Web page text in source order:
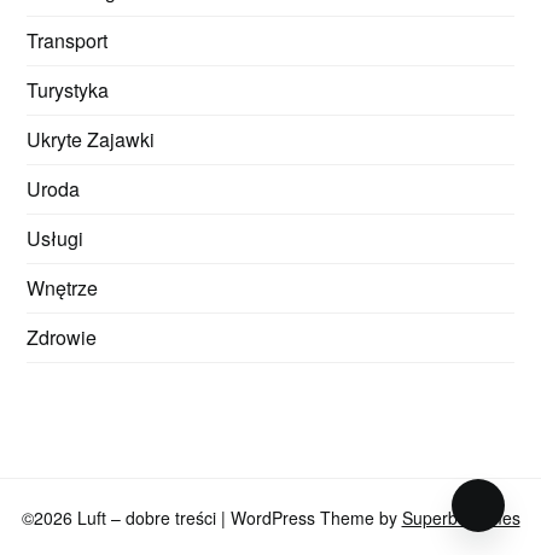
Transport
Turystyka
Ukryte Zajawki
Uroda
Usługi
Wnętrze
Zdrowie
©2026 Luft – dobre treści | WordPress Theme by SuperbThemes